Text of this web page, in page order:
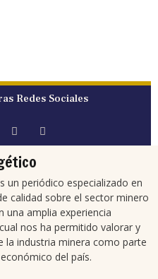
Redes Sociales
un periódico especializado en
calidad sobre el sector minero
una amplia experiencia
nos ha permitido valorar y
la industria minera como parte
del país.